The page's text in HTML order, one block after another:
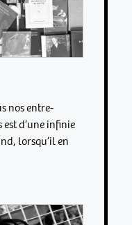
nos entre-
d’une infinie
lorsqu’il en